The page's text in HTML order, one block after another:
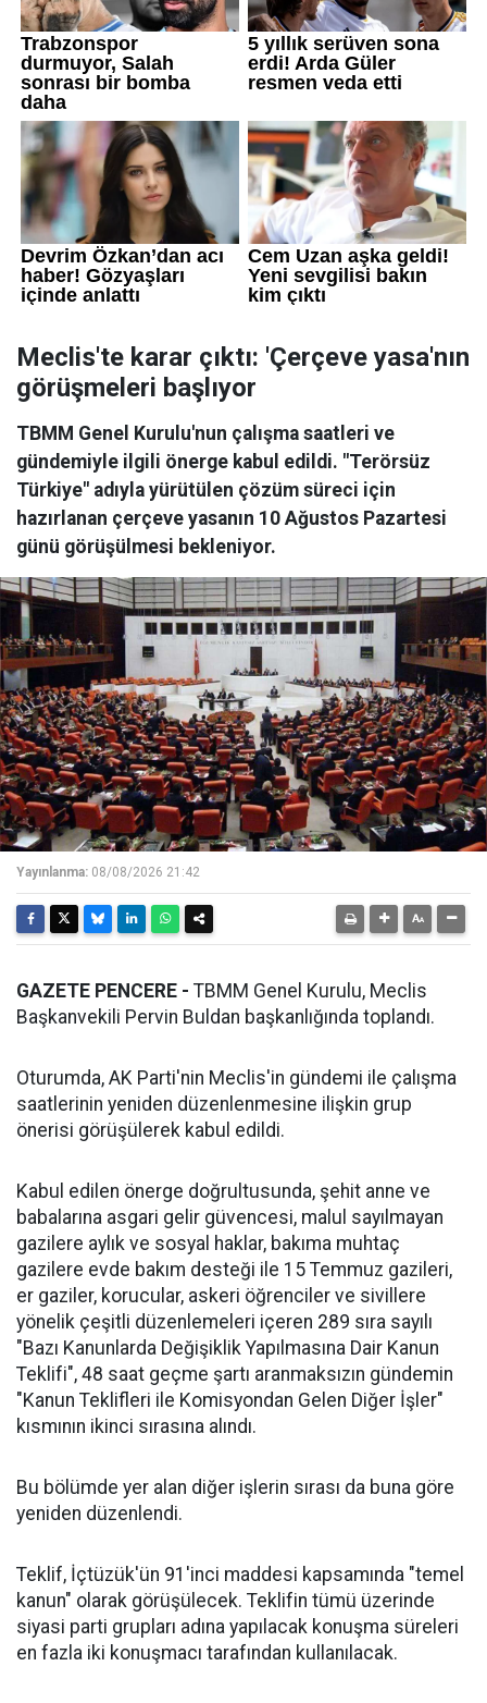
Meclis'te karar çıktı: 'Çerçeve yasa'nın
görüşmeleri başlıyor
TBMM Genel Kurulu'nun çalışma saatleri ve
gündemiyle ilgili önerge kabul edildi. "Terörsüz
Türkiye" adıyla yürütülen çözüm süreci için
hazırlanan çerçeve yasanın 10 Ağustos Pazartesi
günü görüşülmesi bekleniyor.
Yayınlanma: 08/08/2026 21:42
GAZETE PENCERE - TBMM Genel Kurulu, Meclis
Başkanvekili Pervin Buldan başkanlığında toplandı.
Oturumda, AK Parti'nin Meclis'in gündemi ile çalışma
saatlerinin yeniden düzenlenmesine ilişkin grup
önerisi görüşülerek kabul edildi.
Kabul edilen önerge doğrultusunda, şehit anne ve
babalarına asgari gelir güvencesi, malul sayılmayan
gazilere aylık ve sosyal haklar, bakıma muhtaç
gazilere evde bakım desteği ile 15 Temmuz gazileri,
er gaziler, korucular, askeri öğrenciler ve sivillere
yönelik çeşitli düzenlemeleri içeren 289 sıra sayılı
"Bazı Kanunlarda Değişiklik Yapılmasına Dair Kanun
Teklifi", 48 saat geçme şartı aranmaksızın gündemin
"Kanun Teklifleri ile Komisyondan Gelen Diğer İşler"
kısmının ikinci sırasına alındı.
Bu bölümde yer alan diğer işlerin sırası da buna göre
yeniden düzenlendi.
Teklif, İçtüzük'ün 91'inci maddesi kapsamında "temel
kanun" olarak görüşülecek. Teklifin tümü üzerinde
siyasi parti grupları adına yapılacak konuşma süreleri
en fazla iki konuşmacı tarafından kullanılacak.